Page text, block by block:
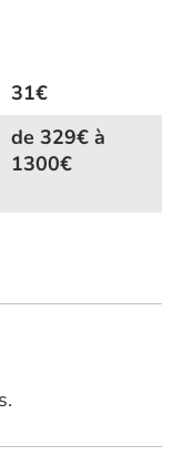
31€
de 329€ à
1300€